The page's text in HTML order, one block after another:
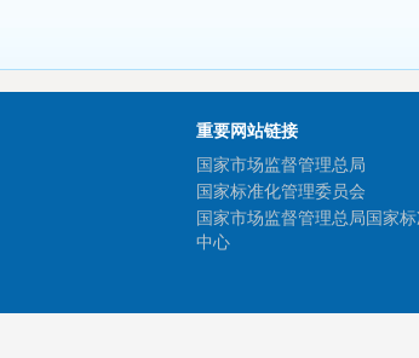
重要网站链接
国家市场监督管理总局
国家标准化管理委员会
国家市场监督管理总局国家
中心